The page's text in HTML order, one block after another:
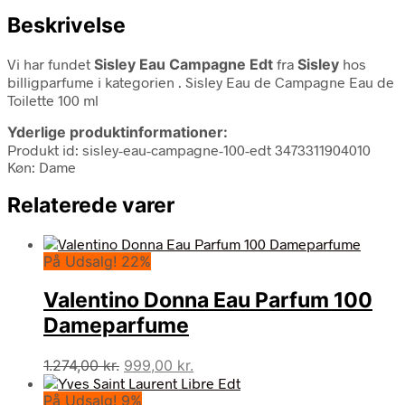
Beskrivelse
Vi har fundet Sisley Eau Campagne Edt fra Sisley hos
billigparfume i kategorien . Sisley Eau de Campagne Eau de
Toilette 100 ml
Yderlige produktinformationer:
Produkt id: sisley-eau-campagne-100-edt 3473311904010
Køn: Dame
Relaterede varer
På Udsalg! 22%
Valentino Donna Eau Parfum 100
Dameparfume
1.274,00kr. Den
oprindelige
pris
999,00 kr.
aktuelle
På Udsalg! 9%